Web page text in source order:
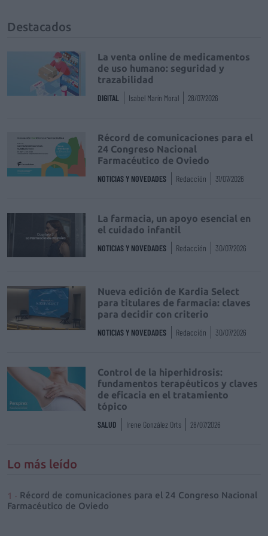
Destacados
La venta online de medicamentos
de uso humano: seguridad y
trazabilidad
DIGITAL Isabel Marín Moral 28/07/2026
Récord de comunicaciones para el
24 Congreso Nacional
Farmacéutico de Oviedo
NOTICIAS Y NOVEDADES Redacción 31/07/2026
La farmacia, un apoyo esencial en
el cuidado infantil
NOTICIAS Y NOVEDADES Redacción 30/07/2026
Nueva edición de Kardia Select
para titulares de farmacia: claves
para decidir con criterio
NOTICIAS Y NOVEDADES Redacción 30/07/2026
Control de la hiperhidrosis:
fundamentos terapéuticos y claves
de eficacia en el tratamiento
tópico
SALUD Irene González Orts 28/07/2026
Lo más leído
Récord de comunicaciones para el 24 Congreso Nacional
Farmacéutico de Oviedo